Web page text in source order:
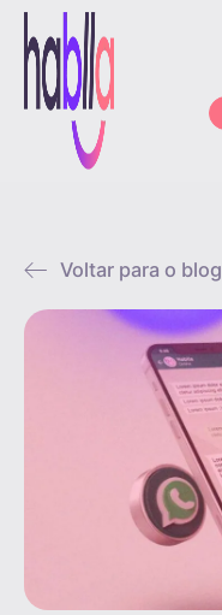
Voltar para o blog